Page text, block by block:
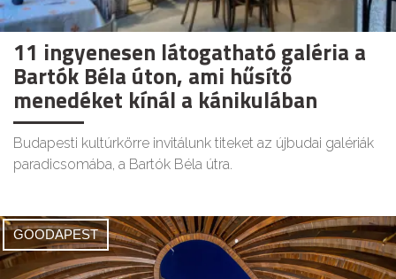
11 ingyenesen látogatható galéria a
Bartók Béla úton, ami hűsítő
menedéket kínál a kánikulában
Budapesti kultúrkörre invitálunk titeket az újbudai galériák
paradicsomába, a Bartók Béla útra.
GOODAPEST